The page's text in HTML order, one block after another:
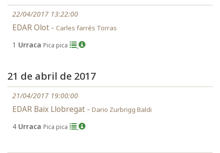
22/04/2017 13:22:00
EDAR Olot - Carles farrés Torras
1 Urraca Pica pica
21 de abril de 2017
21/04/2017 19:00:00
EDAR Baix Llobregat - Dario Zurbrigg Baldi
4 Urraca Pica pica